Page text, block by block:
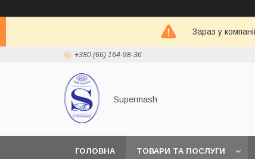
Зараз у
+380 (66) 164-98-36
Supermash
ГОЛОВНА ТОВАРИ ТА ПОСЛУГИ